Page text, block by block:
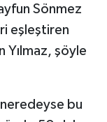
Sönmez
eşleştiren
Yılmaz, şöyle
bu